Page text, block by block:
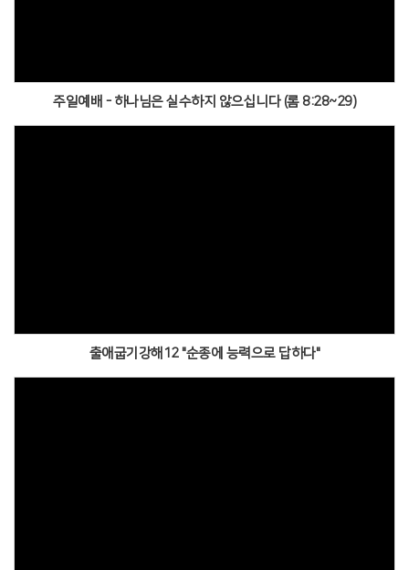
주일예배 - 하나님은 실수하지 않으십니다 (롬 8:28~29)
출애굽기강해12 "순종에 능력으로 답하다"